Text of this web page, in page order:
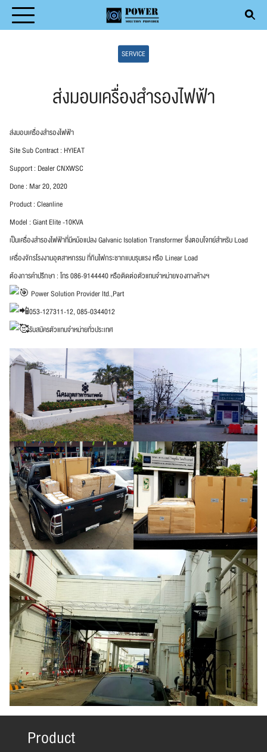
Skip
to
MAINTENANCE
SERVICE
ส่งมอบเครื่องสำรองไฟฟ้า
ส่งมอบเครื่องสำรองไฟฟ้า
Site Sub Contract : HYIEAT
Support : Dealer CNXWSC
Done : Mar 20, 2020
Product : Cleanline
Model : Giant Elite -10KVA
เป็นเครื่องสำรองไฟฟ้าที่มีหม้อแปลง Galvanic Isolation Transformer ซึ่งตอบโจทย์สำหรับ Load
เครื่องจักรโรงงานอุตสาหกรรม ที่กินไฟกระชากแบบรุนแรง หรือ Linear Load
ต้องการคำปรึกษา : โทร 086-9144440 หรือติดต่อตัวแทนจำหน่ายของทางห้างฯ
Power Solution Provider ltd.,Part
053-127311-12, 085-0344012
รับสมัครตัวแทนจำหน่ายทั่วประเทศ
Product